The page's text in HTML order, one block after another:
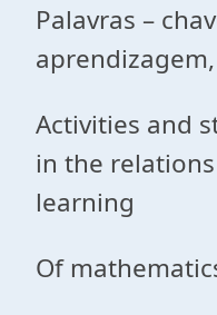
Palavras –
Activities and
in the
learning
Of